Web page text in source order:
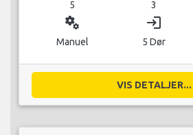
5 3
miscellaneous_services
Manuel
login
5 Dør
VIS DETALJER...